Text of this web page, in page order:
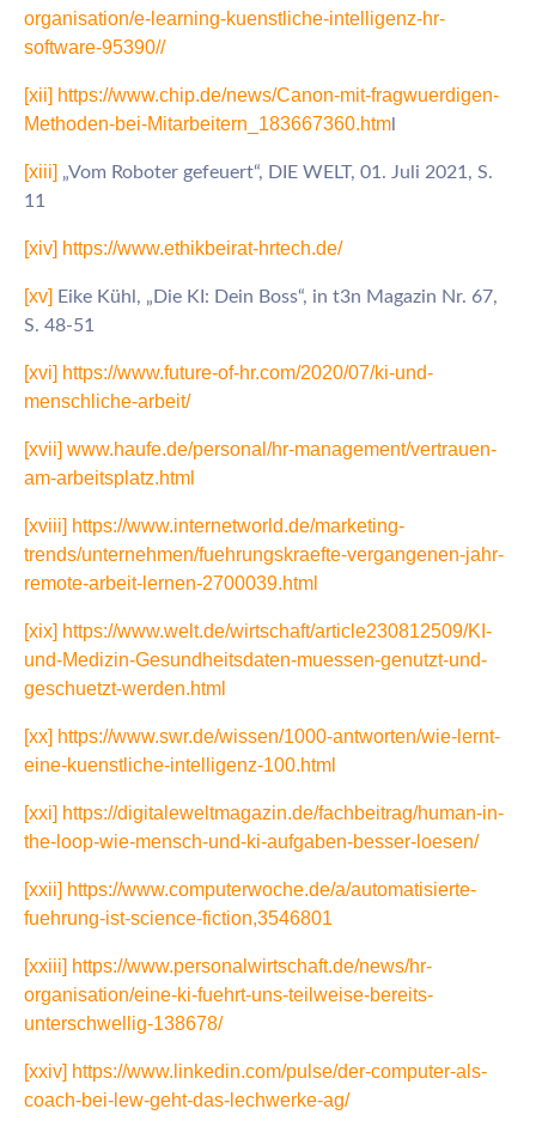
organisation/e-learning-kuenstliche-intelligenz-hr-
software-95390//
[xii] https://www.chip.de/news/Canon-mit-fragwuerdigen-
Methoden-bei-Mitarbeitern_183667360.htm
[xiii] „Vom Roboter gefeuert“, DIE WELT, 01. Juli 2021, S.
11
[xiv] https://www.ethikbeirat-hrtech.de/
[xv] Eike Kühl, „Die KI: Dein Boss“, in t3n Magazin Nr. 67,
S. 48-51
[xvi] https://www.future-of-hr.com/2020/07/ki-und-
menschliche-arbeit/
[xvii] www.haufe.de/personal/hr-management/vertrauen-
am-arbeitsplatz.html
[xviii] https://www.internetworld.de/marketing-
trends/unternehmen/fuehrungskraefte-vergangenen-jahr-
remote-arbeit-lernen-2700039.html
[xix] https://www.welt.de/wirtschaft/article230812509/KI-
und-Medizin-Gesundheitsdaten-muessen-genutzt-und-
geschuetzt-werden.html
[xx] https://www.swr.de/wissen/1000-antworten/wie-lernt-
eine-kuenstliche-intelligenz-100.html
[xxi] https://digitaleweltmagazin.de/fachbeitrag/human-in-
the-loop-wie-mensch-und-ki-aufgaben-besser-loesen/
[xxii] https://www.computerwoche.de/a/automatisierte-
fuehrung-ist-science-fiction,3546801
[xxiii] https://www.personalwirtschaft.de/news/hr-
organisation/eine-ki-fuehrt-uns-teilweise-bereits-
unterschwellig-138678/
[xxiv] https://www.linkedin.com/pulse/der-computer-als-
coach-bei-lew-geht-das-lechwerke-ag/